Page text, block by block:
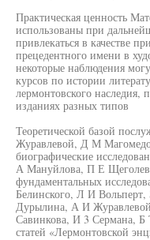
Практическая ценность
использованы при
привлекаться в качестве
прецедентного имени в
некоторые наблюдения
курсов по истории
лермонтовского наследия,
изданиях разных типов
Теоретической базой
Журавлевой, Д М
биографические
А Мануйлова, П Е
фундаментальных
Белинского, Л И
Дурылина, А И
Савинкова, И 3 Сермана, Б
статей «Лермонтовской